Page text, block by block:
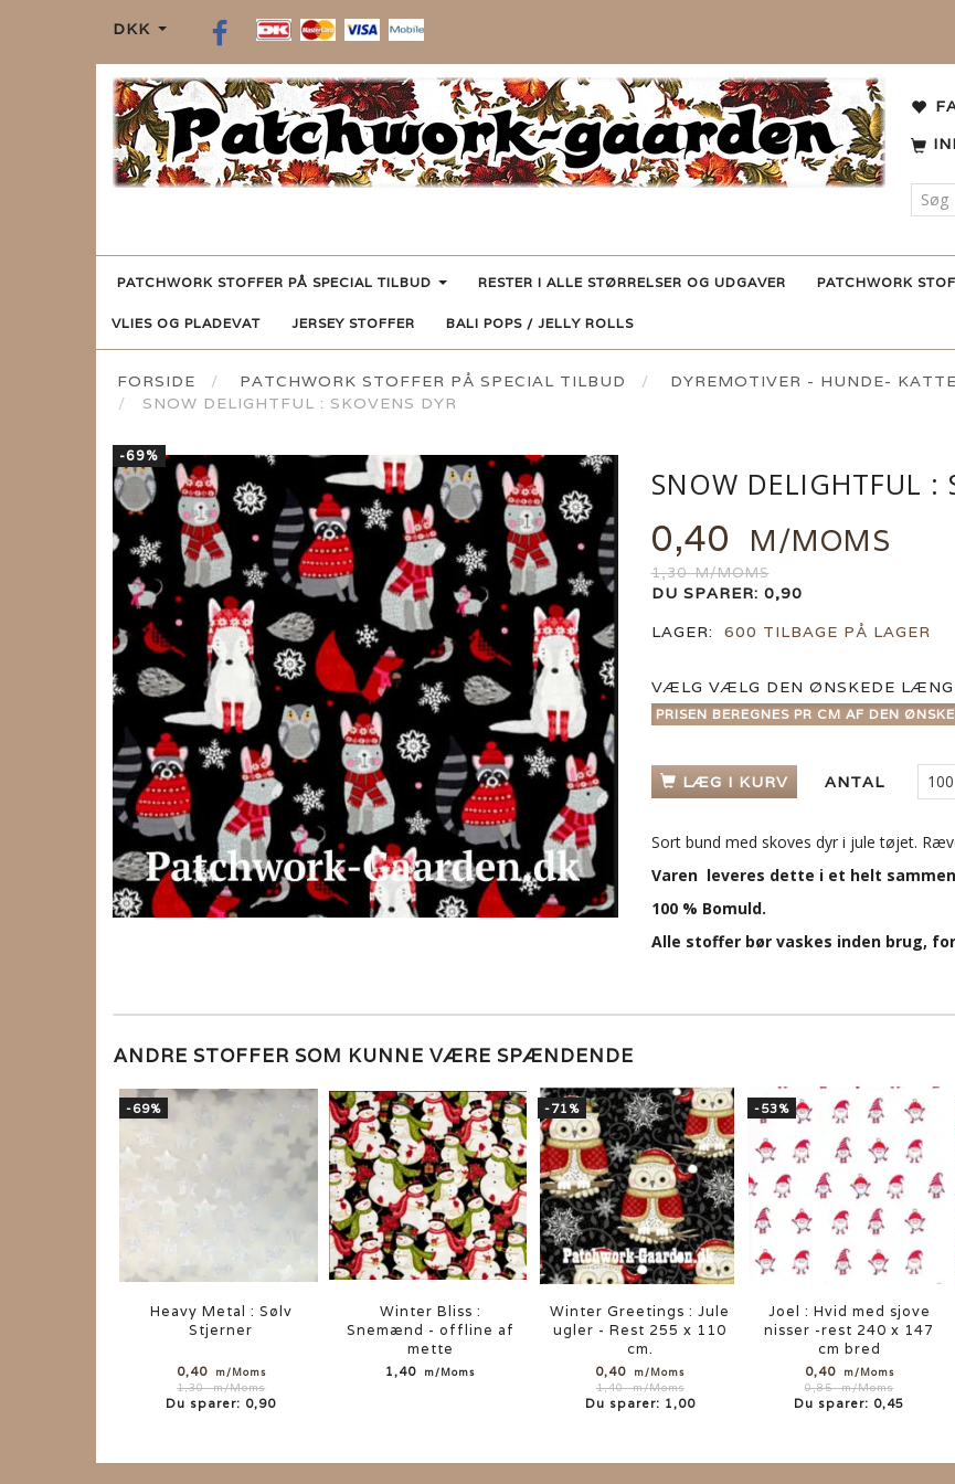
DKK
PATCHWORK STOFFER PÅ SPECIAL TILBUD RESTER I ALLE STØRRELSER OG UDGAVER PATCHWORK
VLIES OG PLADEVAT JERSEY STOFFER BALI POPS / JELLY ROLLS
FORSIDE PATCHWORK STOFFER PÅ SPECIAL TILBUD
DYREMOTIVER - HUNDE-
SNOW DELIGHTFUL : SKOVENS DYR
-69%
SNOW DELIGHTFUL :
0,40 M/MOMS
1,30M/MOMS
DU SPARER: 0,90
LAGER:
600 TILBAGE PÅ LAGER
VÆLG VÆLG DEN ØNSKEDE
PRISEN BEREGNES PR CM AF DEN
LÆG I KURV ANTAL
Sort bund med skoves dyr i jule tøjet.
Varen leveres dette i et helt
100 % Bomuld.
Alle stoffer bør vaskes inden brug,
ANDRE STOFFER SOM KUNNE VÆRE SPÆNDENDE
-69%
Heavy Metal : Sølv
Stjerner
0,40 m/Moms
1,30m/Moms
Du sparer: 0,90
Winter Bliss :
Snemænd - offline af
mette
1,40 m/Moms
-71%
Winter Greetings : Jule
ugler - Rest 255 x 110
cm.
0,40 m/Moms
1,40m/Moms
Du sparer: 1,00
-53%
Joel : Hvid med sjove
nisser -rest 240 x 147
cm bred
0,40 m/Moms
0,85m/Moms
Du sparer: 0,45